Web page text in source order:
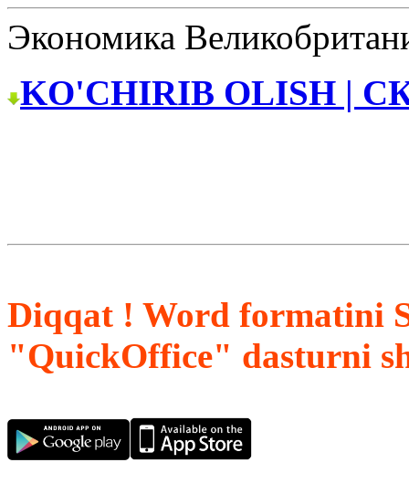
Экономика
KO'CHIRIB OLISH |
Diqqat ! Word formatini
"QuickOffice" dasturni